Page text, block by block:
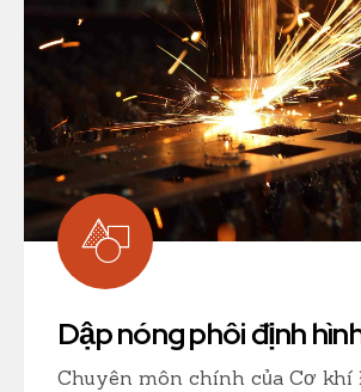
Dập nóng phôi định
Chuyên môn chính của Cơ khí